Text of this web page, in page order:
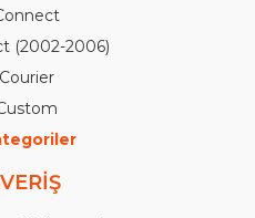
(2002-2006)